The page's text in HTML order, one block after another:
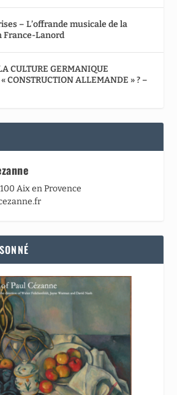
– L’offrande musicale de la
France-Lanord
CULTURE GERMANIQUE
CONSTRUCTION ALLEMANDE » ? –
Aix en Provence